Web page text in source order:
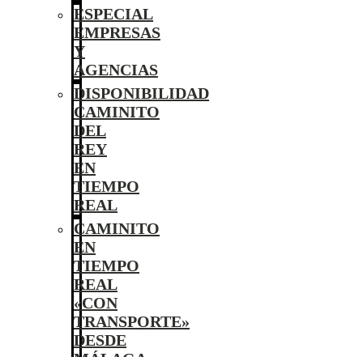
ESPECIAL
EMPRESAS
Y
AGENCIAS
DISPONIBILIDAD
CAMINITO
DEL
REY
EN
TIEMPO
REAL
CAMINITO
EN
TIEMPO
REAL
«CON
TRANSPORTE»
DESDE